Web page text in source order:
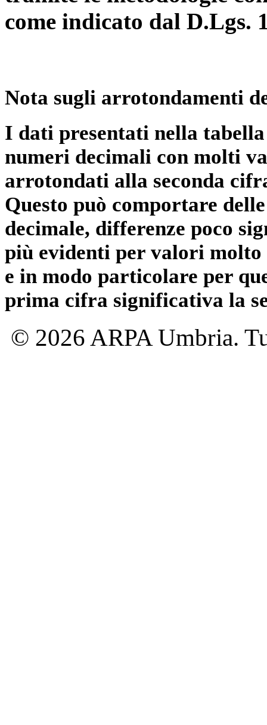
come indicato dal D.Lgs.
Nota sugli arrotondamenti
I dati presentati nella
numeri decimali con molti
arrotondati alla seconda
Questo può comportare
decimale, differenze poco
più evidenti per valori
e in modo particolare per
prima cifra significativa la
© 2026 ARPA Umbria.